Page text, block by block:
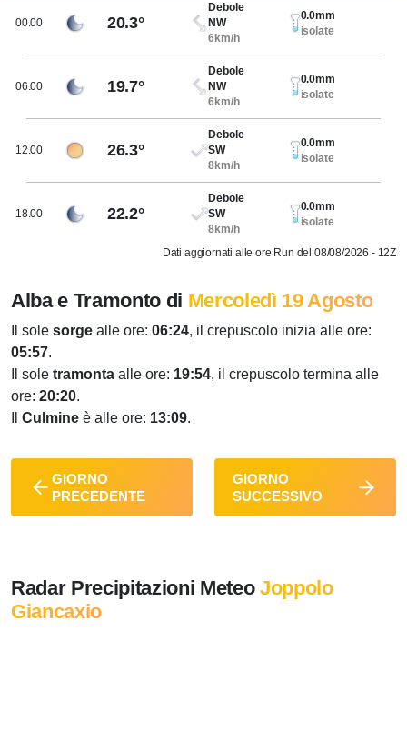
00.00 20.3°
Debole
NW
6km/h
0.0mm
isolate
06.00 19.7°
Debole
NW
6km/h
0.0mm
isolate
12.00 26.3°
Debole
SW
8km/h
0.0mm
isolate
18.00 22.2°
Debole
SW
8km/h
0.0mm
isolate
Dati aggiornati alle ore Run del 08/08/2026 - 12Z
Alba e Tramonto di Mercoledì 19 Agosto
Il sole sorge alle ore: 06:24, il crepuscolo inizia alle ore:
05:57.
Il sole tramonta alle ore: 19:54, il crepuscolo termina alle
ore: 20:20.
Culmine è alle ore: 13:09.
GIORNO
PRECEDENTE
GIORNO
SUCCESSIVO
Radar Precipitazioni MeteoJoppolo
Giancaxio